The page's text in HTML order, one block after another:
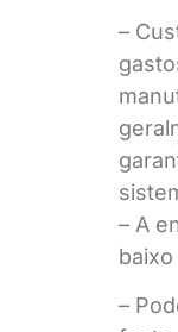
–
– A
–